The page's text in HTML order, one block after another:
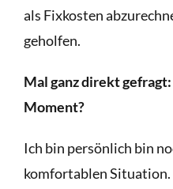
als Fixkosten
geholfen.
Mal ganz direkt
Moment?
Ich bin persönlich bin
komfortablen Situation.